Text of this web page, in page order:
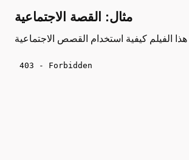
مثال: القصة الاجتماعية